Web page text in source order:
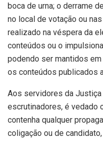
boca de urna; o derrame
no local de votação ou
realizado na véspera da
conteúdos ou o
podendo ser mantidos
os conteúdos publicados
Aos servidores da
escrutinadores, é vedado
contenha qualquer
coligação ou de